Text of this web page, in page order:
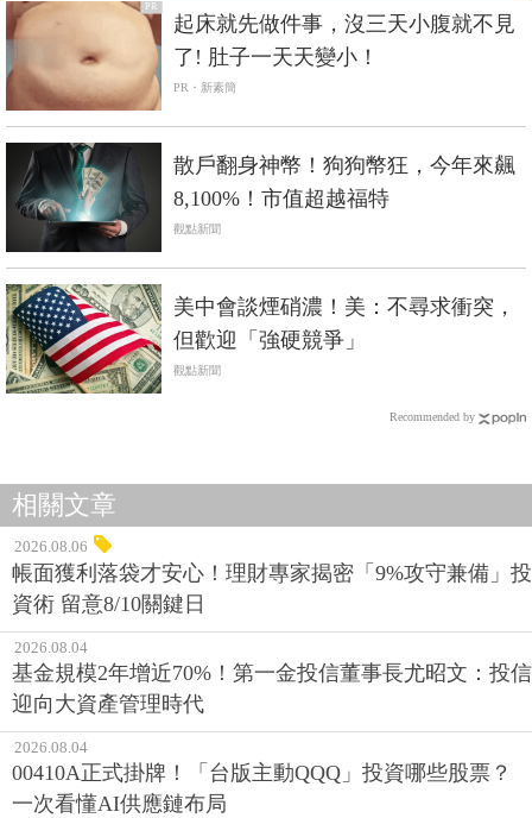
PR
起床就先做件事，沒三天小腹就不見
了! 肚子一天天變小！
PR・新素簡
散戶翻身神幣！狗狗幣狂，今年來飆
8,100%！市值超越福特
觀點新聞
美中會談煙硝濃！美：不尋求衝突，
但歡迎「強硬競爭」
觀點新聞
Recommended by
相關文章
2026.08.06
帳面獲利落袋才安心！理財專家揭密「9%攻守兼備」投
資術 留意8/10關鍵日
2026.08.04
基金規模2年增近70%！第一金投信董事長尤昭文：投信
迎向大資產管理時代
2026.08.04
00410A正式掛牌！「台版主動QQQ」投資哪些股票？
一次看懂AI供應鏈布局